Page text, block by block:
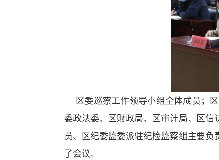
区委巡察工作领导小组全体成员；
委政法委、区财政局、区审计局、区
员、区纪委监委派驻纪检监察组主要
了会议。